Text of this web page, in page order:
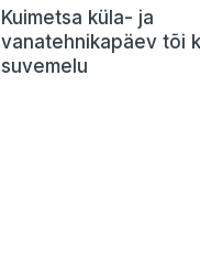
Kuimetsa küla- ja
vanatehnikapäev tõi
suvemelu